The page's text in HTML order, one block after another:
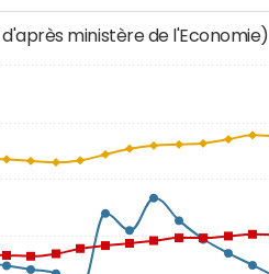
d'après ministère de l'Economie)